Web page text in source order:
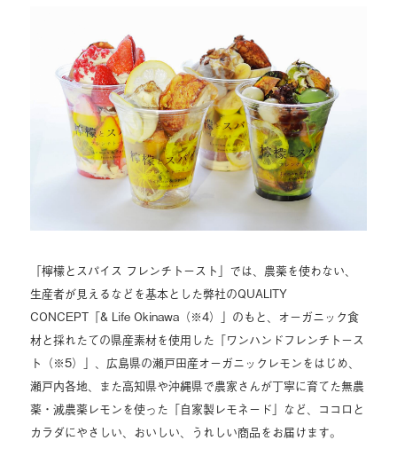
「檸檬とスパイス フレンチトースト」では、農薬を使わない、
生産者が見えるなどを基本とした弊社のQUALITY
CONCEPT「& Life Okinawa（※4）」のもと、オーガニック食
材と採れたての県産素材を使用した「ワンハンドフレンチトース
ト（※5）」、広島県の瀬戸田産オーガニックレモンをはじめ、
瀬戸内各地、また高知県や沖縄県で農家さんが丁寧に育てた無農
薬・減農薬レモンを使った「自家製レモネード」など、ココロと
カラダにやさしい、おいしい、うれしい商品をお届けます。